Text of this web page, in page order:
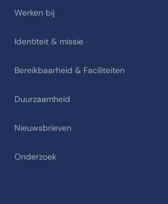
Werken bij
Identiteit & missie
Bereikbaarheid & Faciliteiten
Duurzaamheid
Nieuwsbrieven
Onderzoek